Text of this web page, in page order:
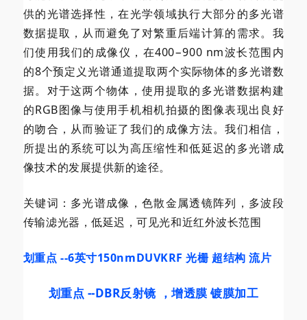
供的光谱选择性，在光学领域执行大部分的多光谱
数据提取，从而避免了对繁重后端计算的需求。我
们使用我们的成像仪，在400−900 nm波长范围内
的8个预定义光谱通道提取两个实际物体的多光谱数
据。对于这两个物体，使用提取的多光谱数据构建
的RGB图像与使用手机相机拍摄的图像表现出良好
的吻合，从而验证了我们的成像方法。我们相信，
所提出的系统可以为高压缩性和低延迟的多光谱成
像技术的发展提供新的途径。
关键词：多光谱成像，色散金属透镜阵列，多波段
传输滤光器，低延迟，可见光和近红外波长范围
划重点 --6英寸150nmDUVKRF 光栅 超结构流片
划重点 --DBR反射镜 ，增透膜 镀膜加工